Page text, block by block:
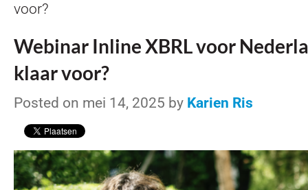
voor?
Webinar Inline XBRL voor
klaar voor?
Posted on mei 14, 2025 by Karien Ris